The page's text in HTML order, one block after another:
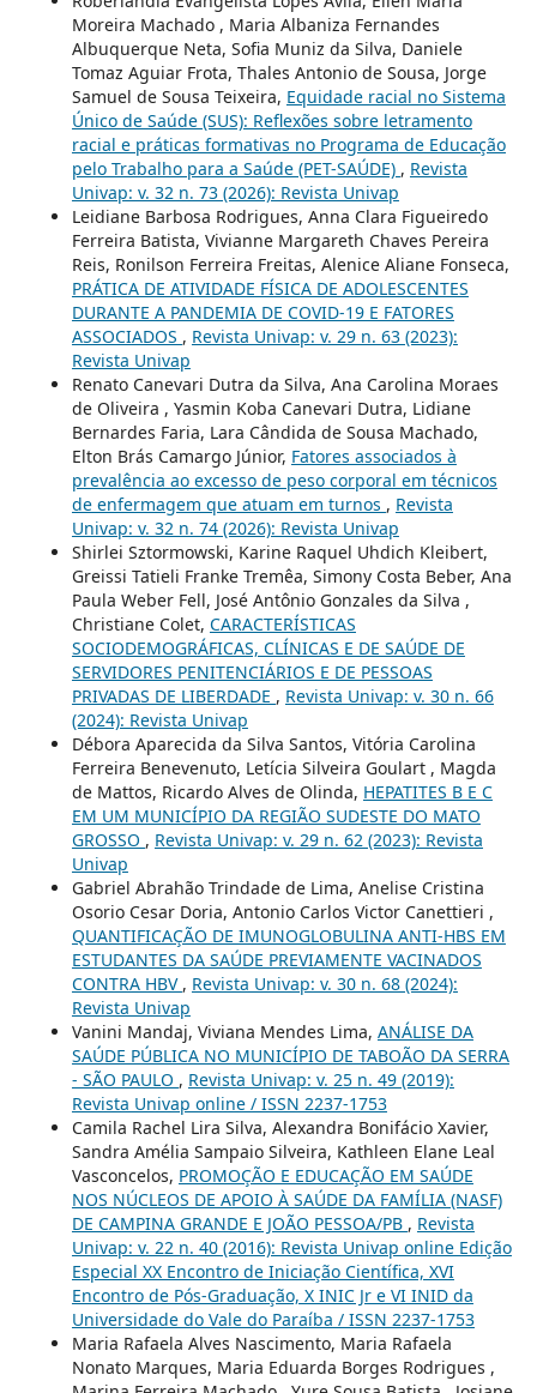
Moreira Machado , Maria Albaniza Fernandes
Albuquerque Neta, Sofia Muniz da Silva, Daniele
Tomaz Aguiar Frota, Thales Antonio de Sousa, Jorge
Samuel de Sousa Teixeira, Equidade racial no Sistema
Único de Saúde (SUS): Reflexões sobre letramento
racial e práticas formativas no Programa de Educação
pelo Trabalho para a Saúde (PET-SAÚDE) , Revista
Univap: v. 32 n. 73 (2026): Revista Univap
Leidiane Barbosa Rodrigues, Anna Clara Figueiredo
Ferreira Batista, Vivianne Margareth Chaves Pereira
Reis, Ronilson Ferreira Freitas, Alenice Aliane Fonseca,
PRÁTICA DE ATIVIDADE FÍSICA DE ADOLESCENTES
DURANTE A PANDEMIA DE COVID-19 E FATORES
ASSOCIADOS , Revista Univap: v. 29 n. 63 (2023):
Revista Univap
Renato Canevari Dutra da Silva, Ana Carolina Moraes
de Oliveira , Yasmin Koba Canevari Dutra, Lidiane
Bernardes Faria, Lara Cândida de Sousa Machado,
Elton Brás Camargo Júnior, Fatores associados à
prevalência ao excesso de peso corporal em técnicos
de enfermagem que atuam em turnos , Revista
Univap: v. 32 n. 74 (2026): Revista Univap
Shirlei Sztormowski, Karine Raquel Uhdich Kleibert,
Greissi Tatieli Franke Tremêa, Simony Costa Beber, Ana
Paula Weber Fell, José Antônio Gonzales da Silva ,
Christiane Colet, CARACTERÍSTICAS
SOCIODEMOGRÁFICAS, CLÍNICAS E DE SAÚDE DE
SERVIDORES PENITENCIÁRIOS E DE PESSOAS
PRIVADAS DE LIBERDADE , Revista Univap: v. 30 n. 66
(2024): Revista Univap
Débora Aparecida da Silva Santos, Vitória Carolina
Ferreira Benevenuto, Letícia Silveira Goulart , Magda
de Mattos, Ricardo Alves de Olinda, HEPATITES B E C
EM UM MUNICÍPIO DA REGIÃO SUDESTE DO MATO
GROSSO , Revista Univap: v. 29 n. 62 (2023): Revista
Univap
Gabriel Abrahão Trindade de Lima, Anelise Cristina
Osorio Cesar Doria, Antonio Carlos Victor Canettieri ,
QUANTIFICAÇÃO DE IMUNOGLOBULINA ANTI-HBS EM
ESTUDANTES DA SAÚDE PREVIAMENTE VACINADOS
CONTRA HBV , Revista Univap: v. 30 n. 68 (2024):
Revista Univap
Vanini Mandaj, Viviana Mendes Lima, ANÁLISE DA
SAÚDE PÚBLICA NO MUNICÍPIO DE TABOÃO DA SERRA
- SÃO PAULO , Revista Univap: v. 25 n. 49 (2019):
Revista Univap online / ISSN 2237-1753
Camila Rachel Lira Silva, Alexandra Bonifácio Xavier,
Sandra Amélia Sampaio Silveira, Kathleen Elane Leal
Vasconcelos, PROMOÇÃO E EDUCAÇÃO EM SAÚDE
NOS NÚCLEOS DE APOIO À SAÚDE DA FAMÍLIA (NASF)
DE CAMPINA GRANDE E JOÃO PESSOA/PB , Revista
Univap: v. 22 n. 40 (2016): Revista Univap online Edição
Especial XX Encontro de Iniciação Científica, XVI
Encontro de Pós-Graduação, X INIC Jr e VI INID da
Universidade do Vale do Paraíba / ISSN 2237-1753
Maria Rafaela Alves Nascimento, Maria Rafaela
Nonato Marques, Maria Eduarda Borges Rodrigues ,